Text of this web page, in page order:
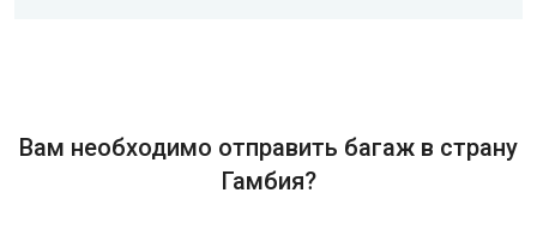
Вам необходимо отправить багаж в страну
Гамбия?